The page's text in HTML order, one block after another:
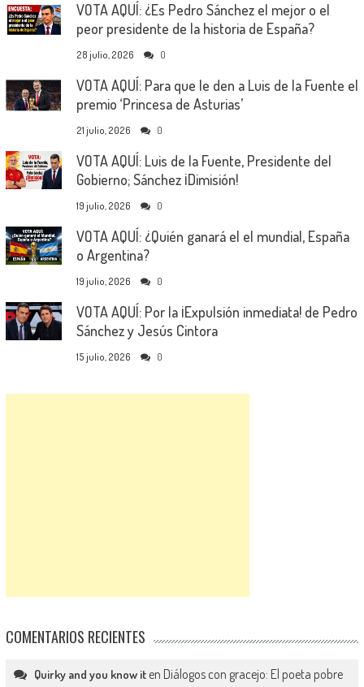
VOTA AQUÍ: ¿Es Pedro Sánchez el mejor o el
peor presidente de la historia de España?
28 julio, 2026 0
VOTA AQUÍ: Para que le den a Luis de la Fuente el
premio ‘Princesa de Asturias’
21 julio, 2026 0
VOTA AQUÍ: Luis de la Fuente, Presidente del
Gobierno; Sánchez ¡Dimisión!
19 julio, 2026 0
VOTA AQUÍ: ¿Quién ganará el el mundial, España
o Argentina?
19 julio, 2026 0
VOTA AQUÍ: Por la ¡Expulsión inmediata! de Pedro
Sánchez y Jesús Cintora
15 julio, 2026 0
COMENTARIOS RECIENTES
Quirky and you know iten Diálogos con gracejo: El poeta pobre